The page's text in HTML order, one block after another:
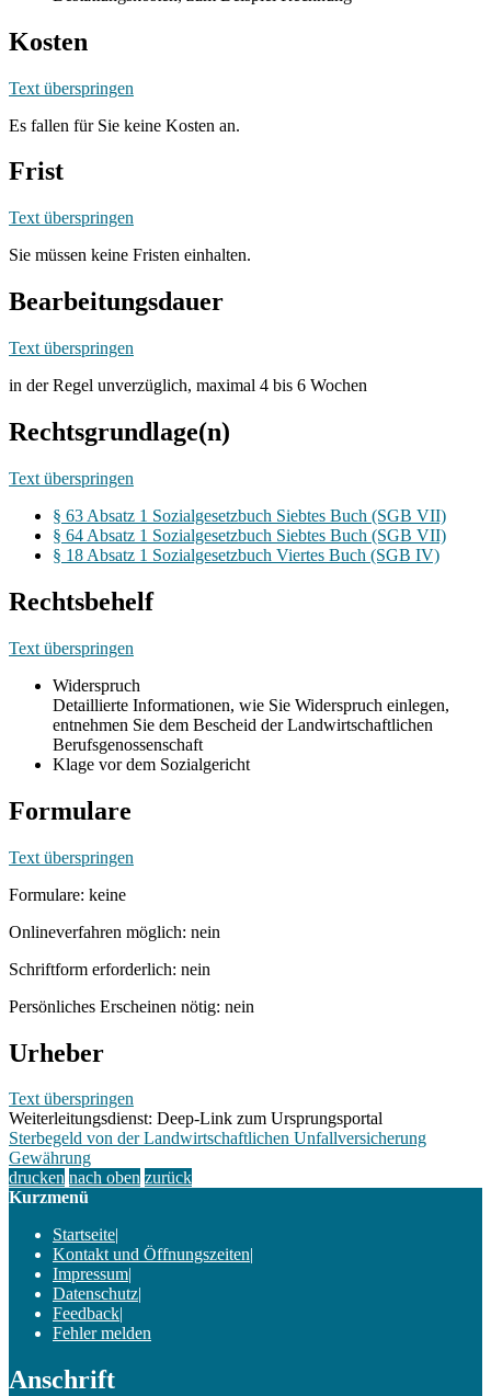
Kosten
Text überspringen
Es fallen für Sie keine Kosten an.
Frist
Text überspringen
Sie müssen keine Fristen einhalten.
Bearbeitungsdauer
Text überspringen
in der Regel unverzüglich, maximal 4 bis 6 Wochen
Rechtsgrundlage(n)
Text überspringen
§ 63 Absatz 1 Sozialgesetzbuch Siebtes Buch (SGB VII)
§ 64 Absatz 1 Sozialgesetzbuch Siebtes Buch (SGB VII)
§ 18 Absatz 1 Sozialgesetzbuch Viertes Buch (SGB IV)
Rechtsbehelf
Text überspringen
Widerspruch
Detaillierte Informationen, wie Sie Widerspruch einlegen,
entnehmen Sie dem Bescheid der Landwirtschaftlichen
Berufsgenossenschaft
Klage vor dem Sozialgericht
Formulare
Text überspringen
Formulare: keine
Onlineverfahren möglich: nein
Schriftform erforderlich: nein
Persönliches Erscheinen nötig: nein
Urheber
Text überspringen
Weiterleitungsdienst: Deep-Link zum Ursprungsportal
Sterbegeld von der Landwirtschaftlichen Unfallversicherung
Gewährung
drucken nach oben zurück
Kurzmenü
Startseite|
Kontakt und Öffnungszeiten|
Impressum|
Datenschutz|
Feedback|
Fehler melden
Anschrift